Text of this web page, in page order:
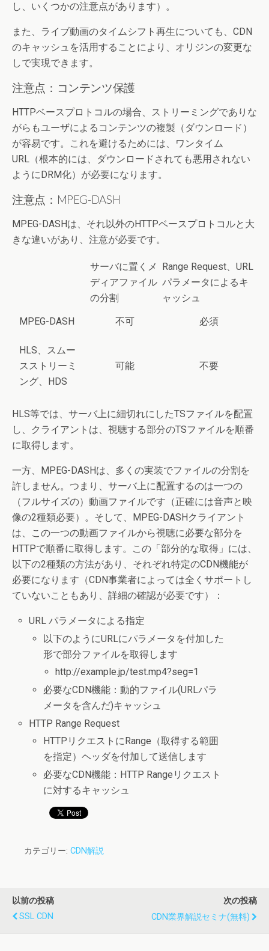
し、いくつかの注意点があります）。
また、ライブ動画のタイムシフト再生についても、CDN
のキャッシュを活用することにより、オリジンの変更な
しで実現できます。
注意点：コンテンツ保護
HTTPベースプロトコルの場合、ストリーミングでありな
がらもユーザによるコンテンツの複製（ダウンロード）
が容易です。これを避けるためには、ワンタイム
URL（根本的には、ダウンロードされても悪用されない
ようにDRM化）が必要になります。
注意点：MPEG-DASH
MPEG-DASHは、それ以外のHTTPベースプロトコルと大
きな違いがあり、注意が必要です。
サーバに置くメ
ディアファイル
の分割
Range Request、URL
パラメータによるキ
ャッシュ
MPEG-DASH 不可 必須
HLS、スムー
スストリーミ
ング、HDS
可能 不要
HLS等では、サーバ上に細切れにしたTSファイルを配置
し、クライアントは、視聴する部分のTSファイルを順番
に取得します。
一方、MPEG-DASHは、多くの実装でファイルの分割を
許しません。つまり、サーバ上に配置するのは一つの
（フルサイズの）動画ファイルです（正確には音声と映
像の2種類必要）。そして、MPEG-DASHクライアント
は、この一つの動画ファイルから視聴に必要な部分を
HTTPで順番に取得します。この「部分的な取得」には、
以下の2種類の方法があり、それぞれ特定のCDN機能が
必要になります（CDN事業者によっては全くサポートし
ていないこともあり、詳細の確認が必要です）：
URL パラメータによる指定
以下のようにURLにパラメータを付加した
形で部分ファイルを取得します
http://example.jp/test.mp4?seg=1
必要なCDN機能：動的ファイル(URLパラ
メータを含んだ)キャッシュ
HTTP Range Request
HTTPリクエストにRange（取得する範囲
を指定）ヘッダを付加して送信します
必要なCDN機能：HTTP Rangeリクエスト
に対するキャッシュ
カテゴリー: CDN解説
以前の投稿
SSL CDN
次の投稿
CDN業界解説セミナ(無料)